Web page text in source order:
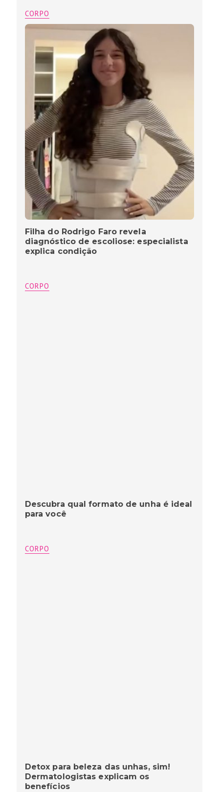
CORPO
Filha do Rodrigo Faro revela
diagnóstico de escoliose: especialista
explica condição
CORPO
Descubra qual formato de unha é ideal
para você
CORPO
Detox para beleza das unhas, sim!
Dermatologistas explicam os
benefícios